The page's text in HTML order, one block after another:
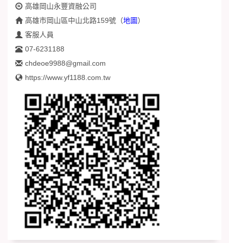
高雄岡山永豐資融公司
高雄市岡山區中山北路159號 （地圖）
客服人員
07-6231188
chdeoe9988@gmail.com
https://www.yf1188.com.tw